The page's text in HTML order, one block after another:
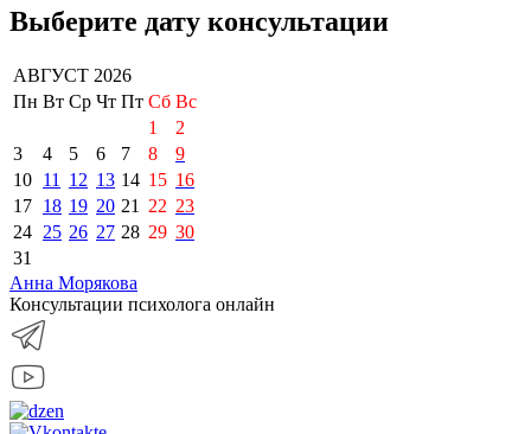
Выберите дату консультации
АВГУСТ 2026
Пн Вт Ср Чт Пт Сб Вс
1
2
3
4 5 6 7 8
9
10 11 12 13 14 15 16
17 18 19 20 21 22 23
24 25 26 27 28 29 30
31
Анна Морякова
Консультации психолога онлайн